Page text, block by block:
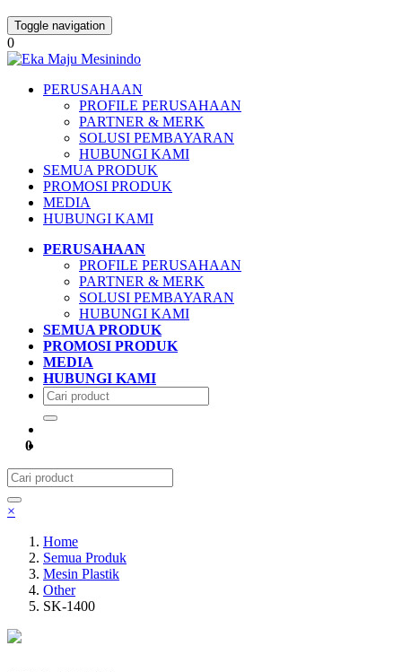
Toggle navigation
0
PERUSAHAAN
PROFILE PERUSAHAAN
PARTNER & MERK
SOLUSI PEMBAYARAN
HUBUNGI KAMI
SEMUA PRODUK
PROMOSI PRODUK
MEDIA
HUBUNGI KAMI
PERUSAHAAN
PROFILE PERUSAHAAN
PARTNER & MERK
SOLUSI PEMBAYARAN
HUBUNGI KAMI
SEMUA PRODUK
PROMOSI PRODUK
MEDIA
HUBUNGI KAMI
0
×
Home
Semua Produk
Mesin Plastik
Other
SK-1400